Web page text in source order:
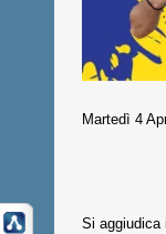
Martedì 4
Si aggiudica